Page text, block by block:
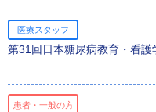
医療スタッフ
第31回⽇本糖尿病教育・看護
患者・一般の方